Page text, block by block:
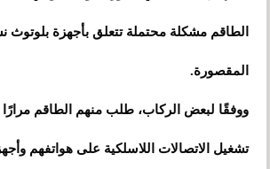
الطاقم مشكلة محتملة تتعلق بأجهزة
المقصورة.
ووفقًا لبعض الركاب، طلب منهم الطاقم مرارًا
تشغيل الاتصالات اللاسلكية على هواتفهم